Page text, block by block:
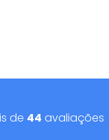
de 44 avaliações